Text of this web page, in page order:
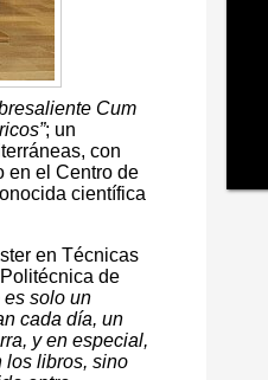
Cum
; un
con
en el Centro de
científica
en Técnicas
de
es solo un
cada día, un
y en especial,
los libros, sino